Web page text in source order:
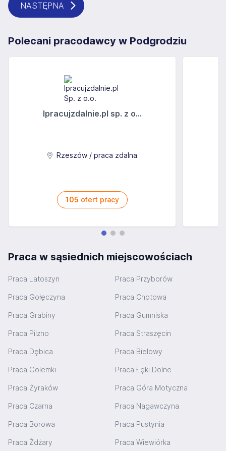
NASTĘPNA
Polecani pracodawcy w Podgrodziu
Ipracujzdalnie.pl sp. z o...
Rzeszów / praca zdalna
105 ofert pracy
Praca w sąsiednich miejscowościach
Praca Latoszyn Praca Przyborów
Praca Gołęczyna Praca Chotowa
Praca Grabiny Praca Gumniska
Praca Pilzno Praca Straszęcin
Praca Dębica Praca Bielowy
Praca Golemki Praca Łęki Dolne
Praca Żyraków Praca Góra Motyczna
Praca Czarna Praca Nagawczyna
Praca Borowa Praca Pustynia
Praca Żdżary Praca Wiewiórka